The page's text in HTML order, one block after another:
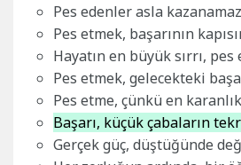
Pes edenler asla
Pes etmek, başarının
Hayatın en büyük sırrı,
Pes etmek, gelecekteki
Pes etme, çünkü en
Başarı, küçük çabaların
Gerçek güç, düştüğünde